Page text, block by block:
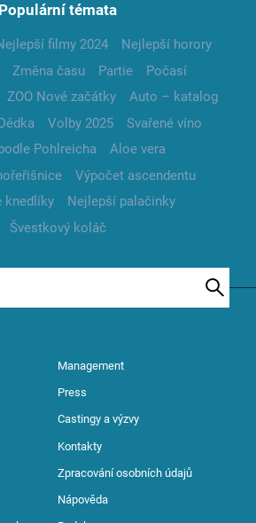
Populární témata
filmy 2024
Nejlepší horory
Změna času Partie
Počasí
ZOO Nové začátky
Auto – katalog
Volby 2025
Svařené víno
Pohlreicha
Aloe vera
Výpočet ascendentu
knedlíky
Nejlepší palačinky
Švestkový koláč
Management
Press
Castingy a výzvy
Kontakty
Zpracování osobních údajů
Nápověda